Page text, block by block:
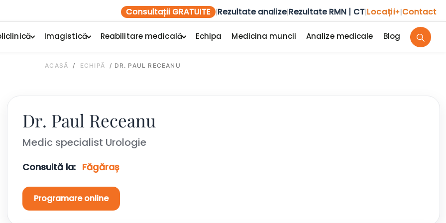
Consultații GRATUITE |Rezultate analize|Rezultate RMN | CT|Locații+|Contact
Imagistică Reabilitare medicală Echipa Medicina muncii Analize medicale Blog
ACASĂ / ECHIPĂ / DR. PAUL RECEANU
Dr. Paul Receanu
Medic specialist Urologie
Consultă la: Făgăraș
Programare online